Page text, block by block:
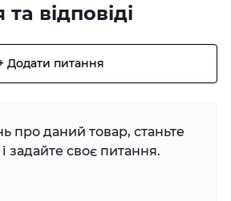
відповіді
Додати питання
про даний товар, станьте
задайте своє питання.